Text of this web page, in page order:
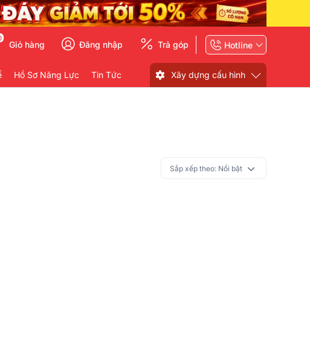
Giỏ hàng Đăng nhập Trả góp Hotline
Hồ Sơ Năng Lực Tin Tức Xây dựng cấu hình
Sắp xếp theo: Nổi bật